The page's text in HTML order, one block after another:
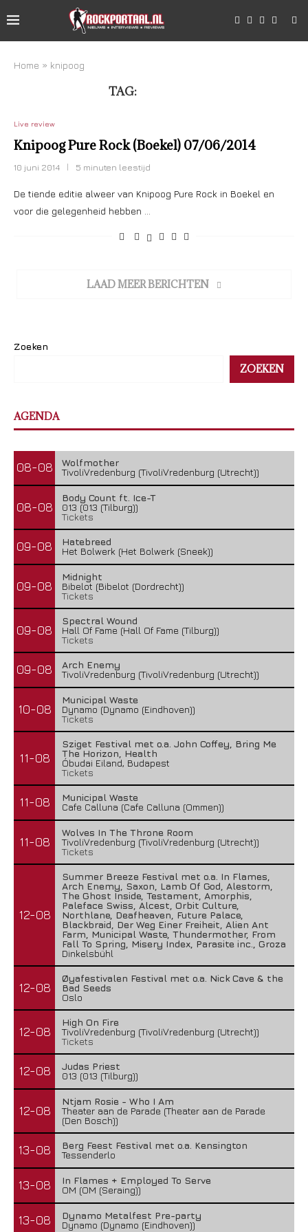
Home » knipoog
TAG:
Live review
Knipoog Pure Rock (Boekel) 07/06/2014
10 juni 2014 5 minuten leestijd
De tiende editie alweer van Knipoog Pure Rock in Boekel en
voor die gelegenheid hebben …
LAAD MEER BERICHTEN
Zoeken
ZOEKEN
AGENDA
08-08
Wolfmother
TivoliVredenburg (TivoliVredenburg (Utrecht))
08-08
Body Count ft. Ice-T
013 (013 (Tilburg))
Tickets
09-08
Hatebreed
Het Bolwerk (Het Bolwerk (Sneek))
09-08
Midnight
Bibelot (Bibelot (Dordrecht))
Tickets
09-08
Spectral Wound
Hall Of Fame (Hall Of Fame (Tilburg))
Tickets
09-08
Arch Enemy
TivoliVredenburg (TivoliVredenburg (Utrecht))
10-08
Municipal Waste
Dynamo (Dynamo (Eindhoven))
Tickets
11-08
Sziget Festival met o.a. John Coffey, Bring Me
The Horizon, Health
Óbudai Eiland, Budapest
Tickets
11-08
Municipal Waste
Cafe Calluna (Cafe Calluna (Ommen))
11-08
Wolves In The Throne Room
TivoliVredenburg (TivoliVredenburg (Utrecht))
Tickets
12-08
Summer Breeze Festival met o.a. In Flames,
Arch Enemy, Saxon, Lamb Of God, Alestorm,
The Ghost Inside, Testament, Amorphis,
Paleface Swiss, Alcest, Orbit Culture,
Northlane, Deafheaven, Future Palace,
Blackbraid, Der Weg Einer Freiheit, Alien Ant
Farm, Municipal Waste, Thundermother, From
Fall To Spring, Misery Index, Parasite inc., Groza
Dinkelsbühl
12-08
Øyafestivalen Festival met o.a. Nick Cave & the
Bad Seeds
Oslo
12-08
High On Fire
TivoliVredenburg (TivoliVredenburg (Utrecht))
Tickets
12-08
Judas Priest
013 (013 (Tilburg))
12-08
Ntjam Rosie - Who I Am
Theater aan de Parade (Theater aan de Parade
(Den Bosch))
13-08
Berg Feest Festival met o.a. Kensington
Tessenderlo
13-08
In Flames + Employed To Serve
OM (OM (Seraing))
13-08
Dynamo Metalfest Pre-party
Dynamo (Dynamo (Eindhoven))